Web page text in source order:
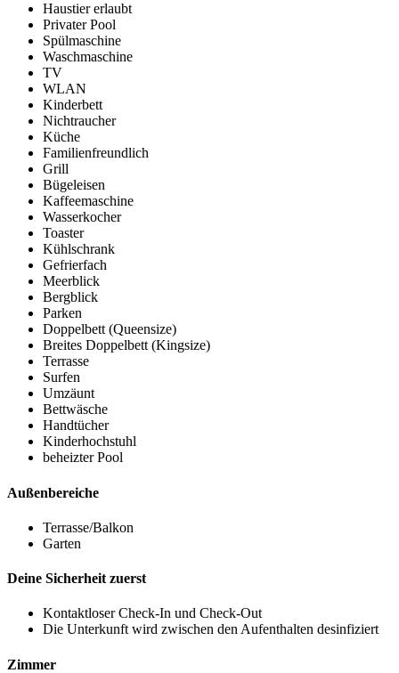
Haustier erlaubt
Privater Pool
Spülmaschine
Waschmaschine
TV
WLAN
Kinderbett
Nichtraucher
Küche
Familienfreundlich
Grill
Bügeleisen
Kaffeemaschine
Wasserkocher
Toaster
Kühlschrank
Gefrierfach
Meerblick
Bergblick
Parken
Doppelbett (Queensize)
Breites Doppelbett (Kingsize)
Terrasse
Surfen
Umzäunt
Bettwäsche
Handtücher
Kinderhochstuhl
beheizter Pool
Außenbereiche
Terrasse/Balkon
Garten
Deine Sicherheit zuerst
Kontaktloser Check-In und Check-Out
Die Unterkunft wird zwischen den Aufenthalten desinfiziert
Zimmer